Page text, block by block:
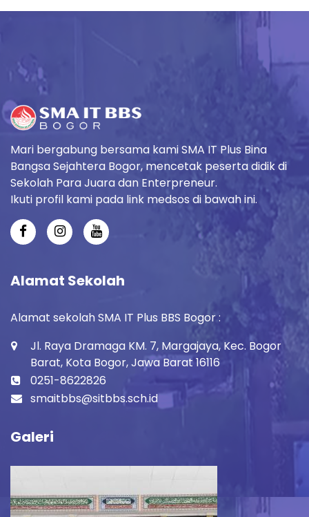
Mari bergabung bersama kami SMA IT Plus Bina
Bangsa Sejahtera Bogor, mencetak peserta didik di
Sekolah Para Juara dan Enterpreneur.
Ikuti profil kami pada link medsos di bawah ini.
Alamat Sekolah
Alamat sekolah SMA IT Plus BBS Bogor :
Jl. Raya Dramaga KM. 7, Margajaya, Kec. Bogor
Barat, Kota Bogor, Jawa Barat 16116
0251-8622826
smaitbbs@sitbbs.sch.id
Galeri